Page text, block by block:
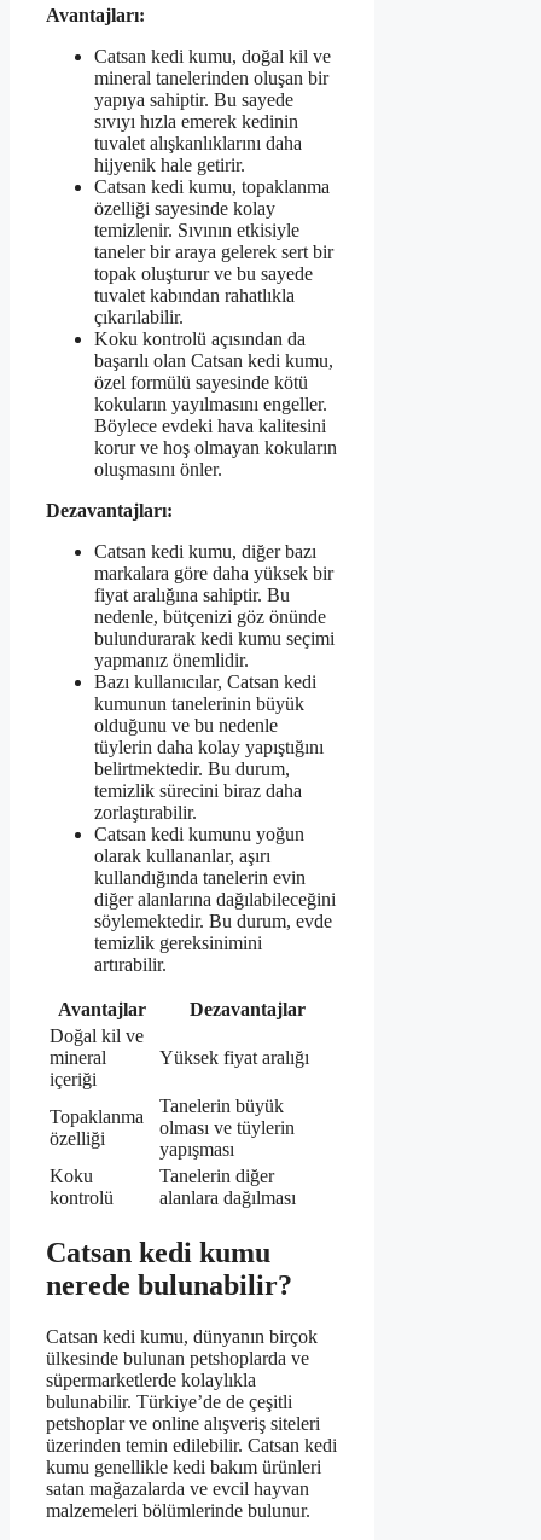
Avantajları:
Catsan kedi kumu, doğal kil ve
mineral tanelerinden oluşan bir
yapıya sahiptir. Bu sayede
sıvıyı hızla emerek kedinin
tuvalet alışkanlıklarını daha
hijyenik hale getirir.
Catsan kedi kumu, topaklanma
özelliği sayesinde kolay
temizlenir. Sıvının etkisiyle
taneler bir araya gelerek sert bir
topak oluşturur ve bu sayede
tuvalet kabından rahatlıkla
çıkarılabilir.
Koku kontrolü açısından da
başarılı olan Catsan kedi kumu,
özel formülü sayesinde kötü
kokuların yayılmasını engeller.
Böylece evdeki hava kalitesini
korur ve hoş olmayan kokuların
oluşmasını önler.
Dezavantajları:
Catsan kedi kumu, diğer bazı
markalara göre daha yüksek bir
fiyat aralığına sahiptir. Bu
nedenle, bütçenizi göz önünde
bulundurarak kedi kumu seçimi
yapmanız önemlidir.
Bazı kullanıcılar, Catsan kedi
kumunun tanelerinin büyük
olduğunu ve bu nedenle
tüylerin daha kolay yapıştığını
belirtmektedir. Bu durum,
temizlik sürecini biraz daha
zorlaştırabilir.
Catsan kedi kumunu yoğun
olarak kullananlar, aşırı
kullandığında tanelerin evin
diğer alanlarına dağılabileceğini
söylemektedir. Bu durum, evde
temizlik gereksinimini
artırabilir.
Avantajlar
Dezavantajlar
Doğal kil ve
mineral
içeriği
Yüksek fiyat aralığı
Topaklanma
özelliği
Tanelerin büyük
olması ve tüylerin
yapışması
Koku
kontrolü
Tanelerin diğer
alanlara dağılması
Catsan kedi kumu
nerede bulunabilir?
Catsan kedi kumu, dünyanın birçok
ülkesinde bulunan petshoplarda ve
süpermarketlerde kolaylıkla
bulunabilir. Türkiye’de de çeşitli
petshoplar ve online alışveriş siteleri
üzerinden temin edilebilir. Catsan kedi
kumu genellikle kedi bakım ürünleri
satan mağazalarda ve evcil hayvan
malzemeleri bölümlerinde bulunur.